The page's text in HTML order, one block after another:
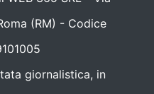
(RM) - Codice
giornalistica, in